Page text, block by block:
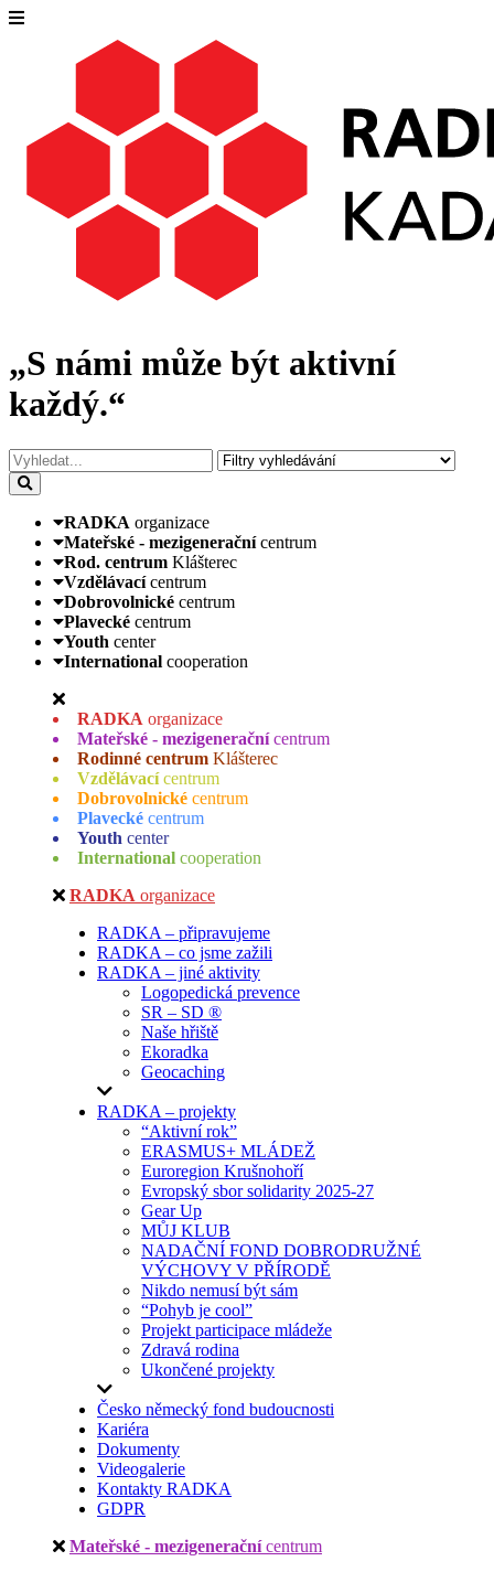
„S námi může být aktivní
každý.“
RADKA organizace
Mateřské - mezigenerační centrum
Rod. centrum Klášterec
Vzdělávací centrum
Dobrovolnické centrum
Plavecké centrum
Youth center
International cooperation
RADKA organizace
Mateřské - mezigenerační centrum
Rodinné centrum Klášterec
Vzdělávací centrum
Dobrovolnické centrum
Plavecké centrum
Youth center
International cooperation
RADKA organizace
RADKA – připravujeme
RADKA – co jsme zažili
RADKA – jiné aktivity
Logopedická prevence
SR – SD ®
Naše hřiště
Ekoradka
Geocaching
RADKA – projekty
“Aktivní rok”
ERASMUS+ MLÁDEŽ
Euroregion Krušnohoří
Evropský sbor solidarity 2025-27
Gear Up
MŮJ KLUB
NADAČNÍ FOND DOBRODRUŽNÉ
VÝCHOVY V PŘÍRODĚ
Nikdo nemusí být sám
“Pohyb je cool”
Projekt participace mládeže
Zdravá rodina
Ukončené projekty
Česko německý fond budoucnosti
Kariéra
Dokumenty
Videogalerie
Kontakty RADKA
GDPR
Mateřské - mezigenerační centrum